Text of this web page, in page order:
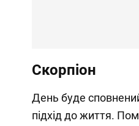
Скорпіон
День буде
підхід до життя.